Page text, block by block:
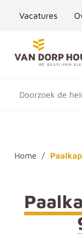
Vacatures
Ga naar de inhoud
Doorzoek de
Home /